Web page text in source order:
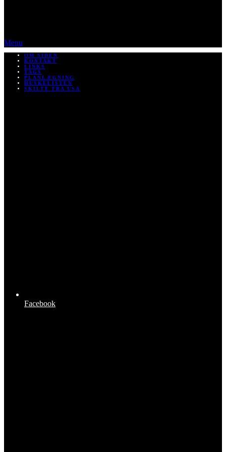
Menu
OM SIDEN
KONTAKT
LINKS
TAGS
PLANLÆGNING
HUSKELISTEN
SKILTE FRA USA
Facebook